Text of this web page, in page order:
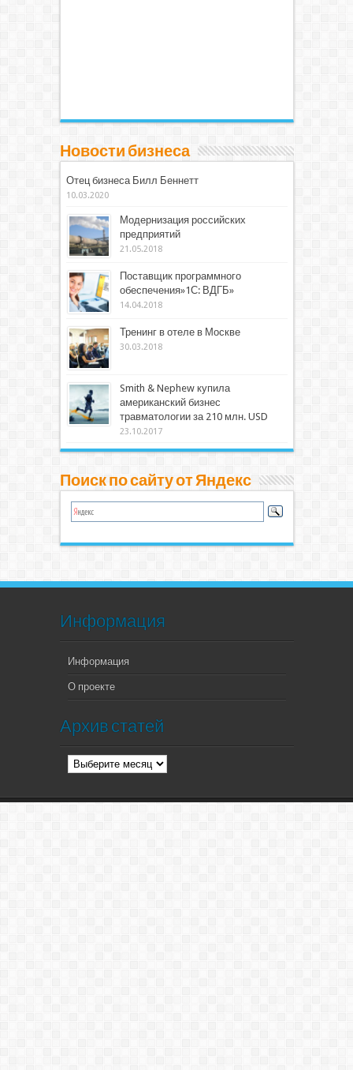
Новости бизнеса
Отец бизнеса Билл Беннетт
10.03.2020
Модернизация российских
предприятий
21.05.2018
Поставщик программного
обеспечения»1С: ВДГБ»
14.04.2018
Тренинг в отеле в Москве
30.03.2018
Smith & Nephew купила
американский бизнес
травматологии за 210 млн. USD
23.10.2017
Поиск по сайту от Яндекс
Информация
Информация
О проекте
Архив статей
Архив
статей